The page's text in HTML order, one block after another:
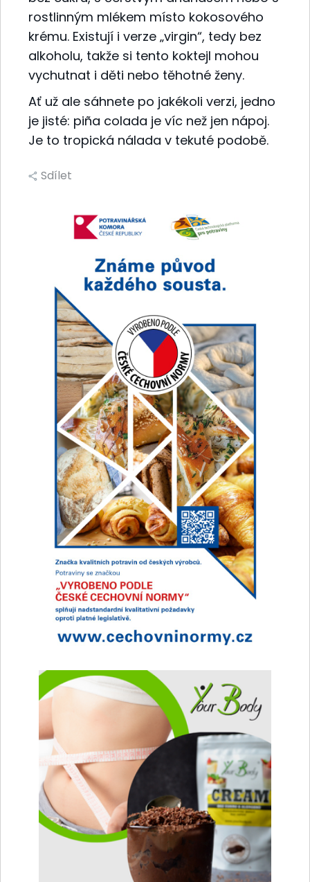
rostlinným mlékem místo kokosového
krému. Existují i verze „virgin“, tedy bez
alkoholu, takže si tento koktejl mohou
vychutnat i děti nebo těhotné ženy.
Ať už ale sáhnete po jakékoli verzi, jedno
je jisté: piña colada je víc než jen nápoj.
Je to tropická nálada v tekuté podobě.
Sdílet